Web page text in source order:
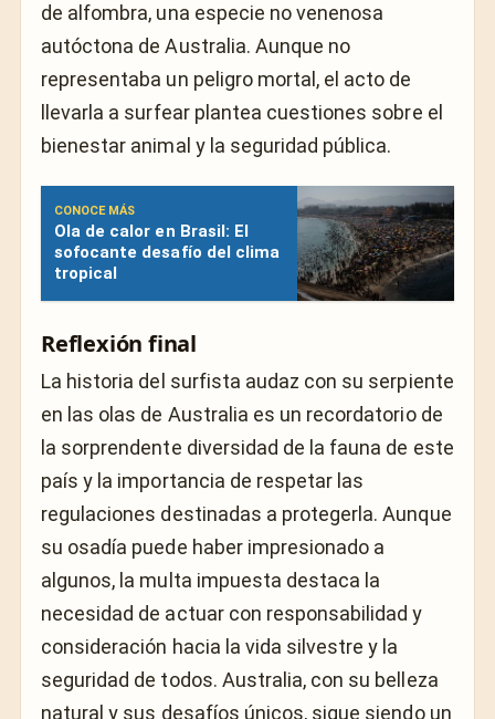
de alfombra, una especie no venenosa
autóctona de Australia. Aunque no
representaba un peligro mortal, el acto de
llevarla a surfear plantea cuestiones sobre el
bienestar animal y la seguridad pública.
CONOCE MÁS
Ola de calor en Brasil: El
sofocante desafío del clima
tropical
Reflexión final
La historia del surfista audaz con su serpiente
en las olas de Australia es un recordatorio de
la sorprendente diversidad de la fauna de este
país y la importancia de respetar las
regulaciones destinadas a protegerla. Aunque
su osadía puede haber impresionado a
algunos, la multa impuesta destaca la
necesidad de actuar con responsabilidad y
consideración hacia la vida silvestre y la
seguridad de todos. Australia, con su belleza
natural y sus desafíos únicos, sigue siendo un